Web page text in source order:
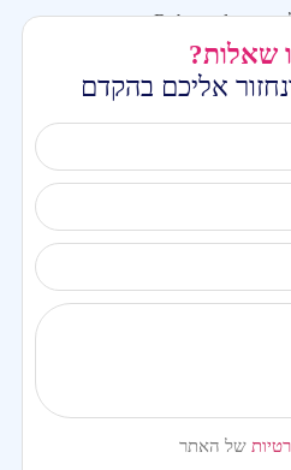
שאלות?
אליכם בהקדם
של האתר